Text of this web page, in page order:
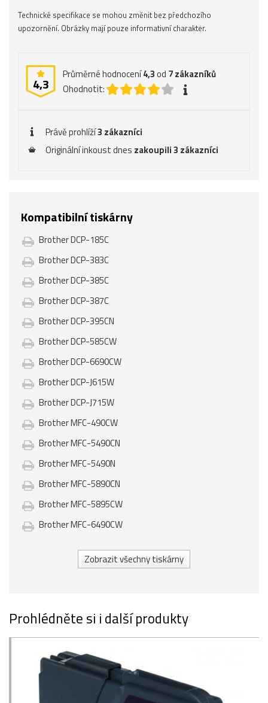
Technické specifikace se mohou změnit bez předchozího
upozornění. Obrázky mají pouze informativní charakter.
4,3
Průměrné hodnocení4,3od 7zákazníků
Ohodnotit:
Právě prohlíží3 zákazníci
Originální inkoust dnes zakoupili 3 zákazníci
Kompatibilní tiskárny
Brother DCP-185C
Brother DCP-383C
Brother DCP-385C
Brother DCP-387C
Brother DCP-395CN
Brother DCP-585CW
Brother DCP-6690CW
Brother DCP-J615W
Brother DCP-J715W
Brother MFC-490CW
Brother MFC-5490CN
Brother MFC-5490N
Brother MFC-5890CN
Brother MFC-5895CW
Brother MFC-6490CW
Zobrazit všechny tiskárny
Prohlédněte si i další produkty